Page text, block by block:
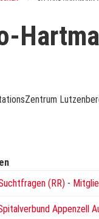
(RR) -
Appenzell